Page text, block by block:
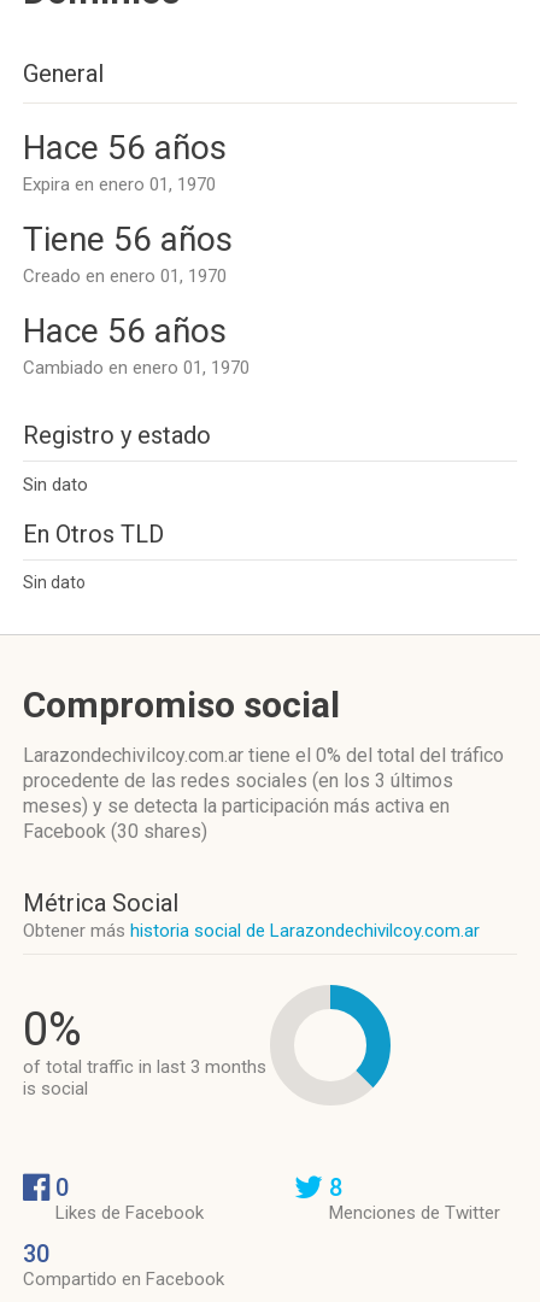
General
Hace 56 años
Expira en enero 01, 1970
Tiene 56 años
Creado en enero 01, 1970
Hace 56 años
Cambiado en enero 01, 1970
Registro y estado
Sin dato
En Otros TLD
Sin dato
Compromiso social
Larazondechivilcoy.com.ar tiene el 0% del total del tráfico
procedente de las redes sociales (en los 3 últimos
meses) y se detecta la participación más activa en
Facebook (30 shares)
Métrica Social
Obtener más historia social de Larazondechivilcoy.com.ar
0%
of total traffic in last 3 months
is social
0
Likes de Facebook
30
Compartido en Facebook
8
Menciones de Twitter